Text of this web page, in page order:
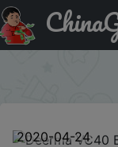
Купити по знижці
аккумуляторный
2020-04-24